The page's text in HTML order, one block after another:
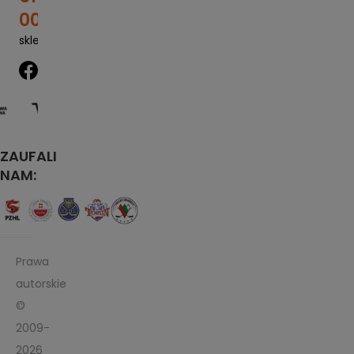
00
sklep@sportrebel.pl
ZAUFALI
NAM:
Prawa
autorskie
©
2009-
2026